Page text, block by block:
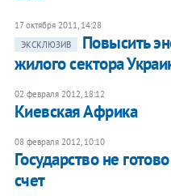
17 октября 2011, 14:28
ЭКСКЛЮЗИВ
Повысить
жилого сектора
02 февраля 2012, 18:12
Киевская Африка
08 февраля 2012, 10:10
Государство не
счет